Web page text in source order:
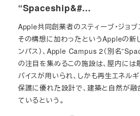
“Spaceship&#…
Apple共同創業者のスティーブ・ジョブ
その構想に加わったというAppleの新
ンパス）、Apple Campus 2（別名
の注目を集めるこの施設は、屋内には
バイスが用いられ、しかも再生エネル
保護に優れた設計で、建築と自然が融
ているという。